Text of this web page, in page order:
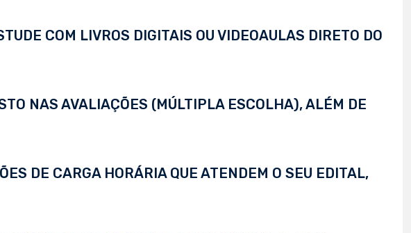
COM LIVROS DIGITAIS OU VIDEOAULAS DIRETO DO
NAS AVALIAÇÕES (MÚLTIPLA ESCOLHA), ALÉM DE
DE CARGA HORÁRIA QUE ATENDEM O SEU EDITAL,